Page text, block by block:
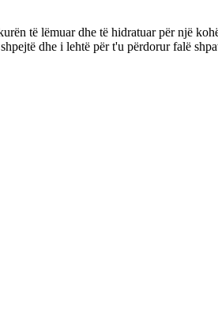
të lëmuar dhe të hidratuar për një
dhe i lehtë për t'u përdorur falë